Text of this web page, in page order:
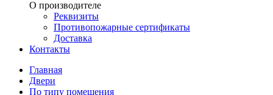
О производителе
Реквизиты
Противопожарные сертификаты
Доставка
Контакты
Главная
Двери
По типу помещения